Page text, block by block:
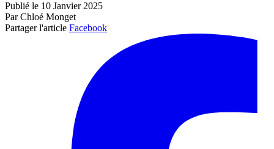
Publié le 10 Janvier 2025
Par Chloé Monget
Partager l'article Facebook